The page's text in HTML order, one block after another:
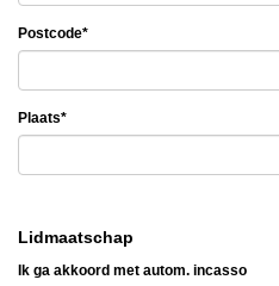
Postcode*
Plaats*
Lidmaatschap
Ik ga akkoord met autom. incasso